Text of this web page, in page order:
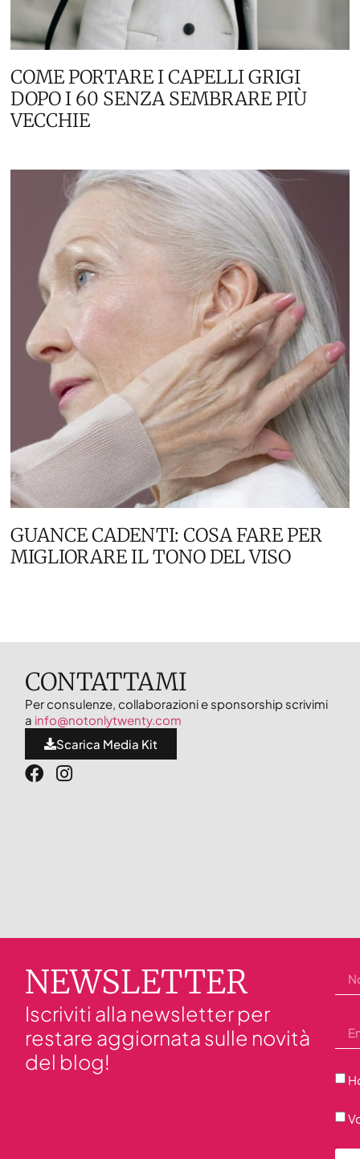
COME PORTARE I CAPELLI GRIGI
DOPO I 60 SENZA SEMBRARE PIÙ
VECCHIE
GUANCE CADENTI: COSA FARE PER
MIGLIORARE IL TONO DEL VISO
CONTATTAMI
Per consulenze, collaborazioni e sponsorship scrivimi
a info@notonlytwenty.com
Scarica Media Kit
NEWSLETTER
Iscriviti alla newsletter per
restare aggiornata sulle novità
del blog!